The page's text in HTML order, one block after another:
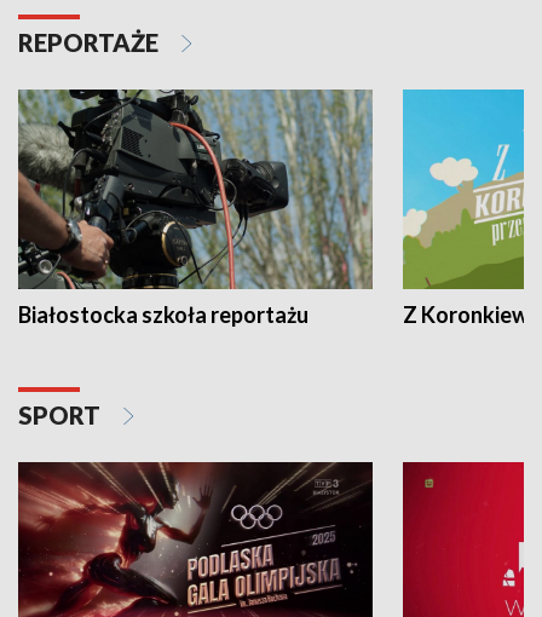
REPORTAŻE
Białostocka szkoła reportażu Z
SPORT